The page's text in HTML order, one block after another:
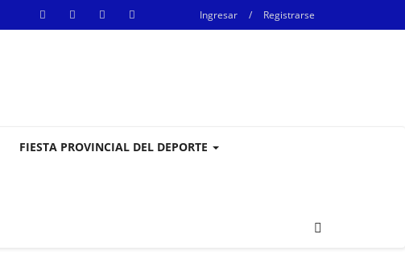
Ingresar / Registrarse
FIESTA PROVINCIAL DEL DEPORTE